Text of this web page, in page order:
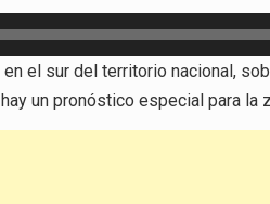
el sur del territorio nacional,
un pronóstico especial para la